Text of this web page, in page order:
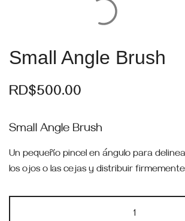
Small Angle Brush
RD$500.00
Small Angle Brush
Un pequeño pincel en ángulo para
los ojos o las cejas y distribuir